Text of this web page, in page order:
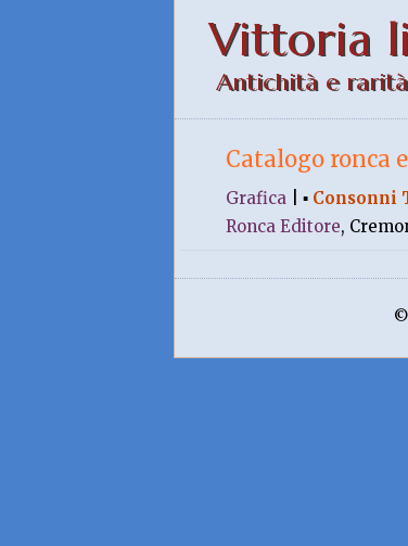
Vittoria
Antichità e
Catalogo ronca
Grafica
▪ Consonni
Ronca Editore,
©